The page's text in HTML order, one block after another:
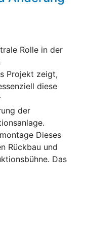
Rolle in der
Projekt zeigt,
diese
der
Dieses
Rückbau und
Das